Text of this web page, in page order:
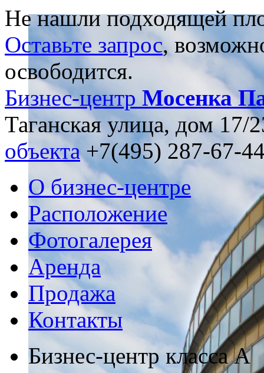
Не нашли подходящей
Оставьте запрос,
освободится.
Бизнес-центр Мосенка
Таганская улица, дом 17/
объекта +7(495) 287-67-
О бизнес-центре
Расположение
Фотогалерея
Аренда
Продажа
Контакты
Бизнес-центр класса А